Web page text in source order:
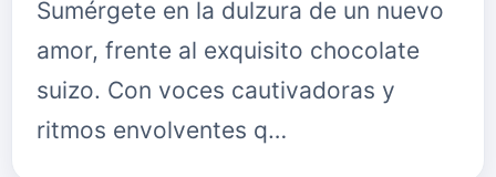
Sumérgete en la dulzura de un nuevo
amor, frente al exquisito chocolate
suizo. Con voces cautivadoras y
ritmos envolventes q…